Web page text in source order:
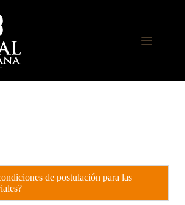
de postulación para las